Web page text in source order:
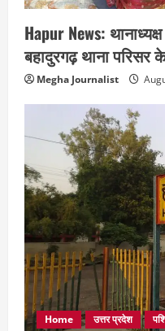
Hapur News:
बहादुरगढ़ थाना
Megha Journalist
Home उत्तर प्रदेश